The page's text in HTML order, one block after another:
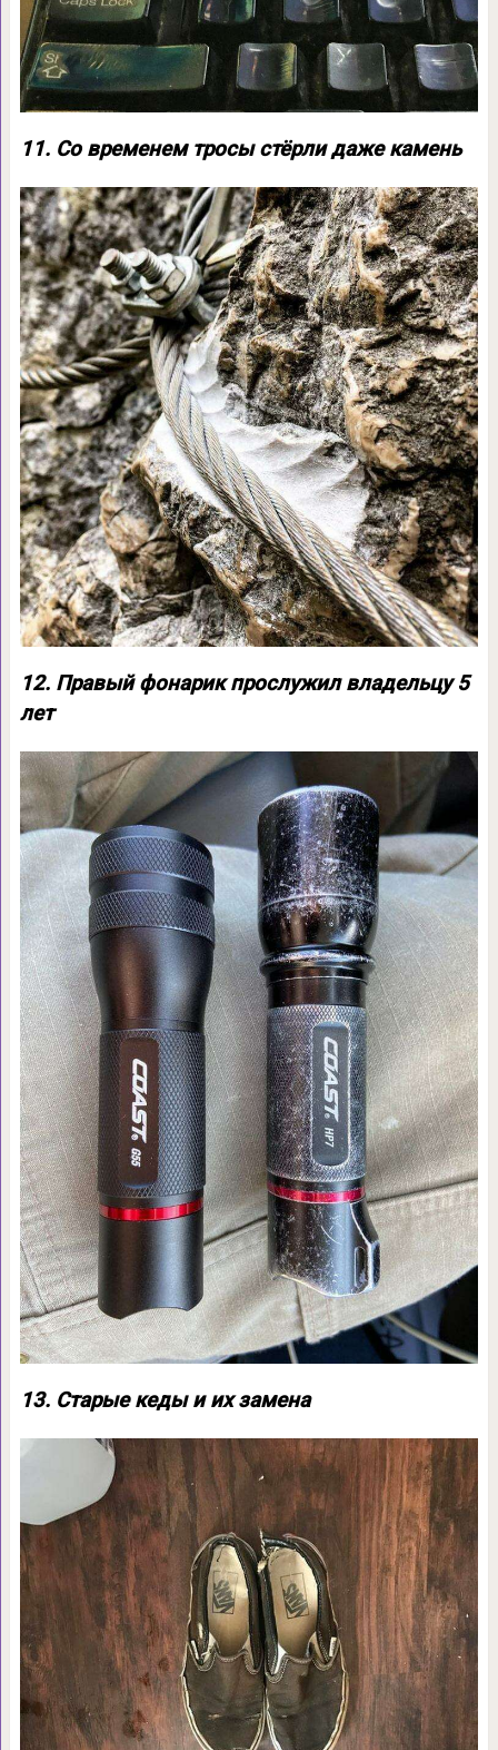
11. Со временем тросы стёрли даже камень
12. Правый фонарик прослужил владельцу 5
лет
13. Старые кеды и их замена